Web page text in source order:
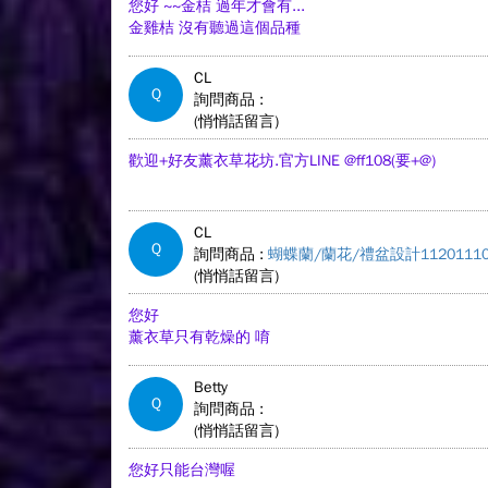
您好 ~~金桔 過年才會有...
金雞桔 沒有聽過這個品種
Q
CL
詢問商品 :
(悄悄話留言)
歡迎+好友薰衣草花坊.官方LINE @ff108(要+@)
Q
CL
詢問商品 : 蝴蝶蘭/蘭花/禮盆設計
(悄悄話留言)
您好
薰衣草只有乾燥的 唷
Q
Betty
詢問商品 :
(悄悄話留言)
您好只能台灣喔